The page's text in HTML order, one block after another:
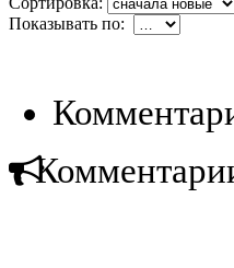
Показывать по: